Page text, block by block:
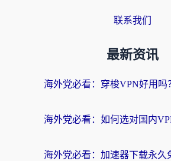
联系我们
最新资讯